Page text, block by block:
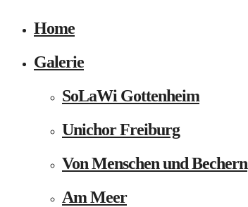
Home
Galerie
SoLaWi Gottenheim
Unichor Freiburg
Von Menschen und Bechern
Am Meer